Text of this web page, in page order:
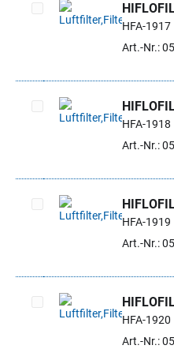
Artikel auswählen
HFA-1917
Art.-Nr.:
Artikel auswählen
HFA-1918
Art.-Nr.:
Artikel auswählen
HFA-1919
Art.-Nr.:
Artikel auswählen
HFA-1920
Art.-Nr.: